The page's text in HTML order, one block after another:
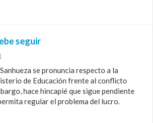
seguir
se pronuncia respecto a la
de Educación frente al conflicto
hace hincapié que sigue pendiente
regular el problema del lucro.